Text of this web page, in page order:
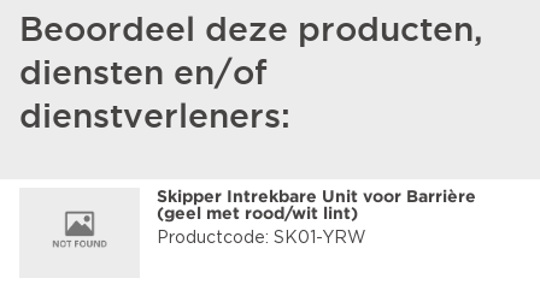
Beoordeel deze producten,
diensten en/of
dienstverleners:
Skipper Intrekbare Unit voor Barrière
(geel met rood/wit lint)
Productcode: SK01-YRW